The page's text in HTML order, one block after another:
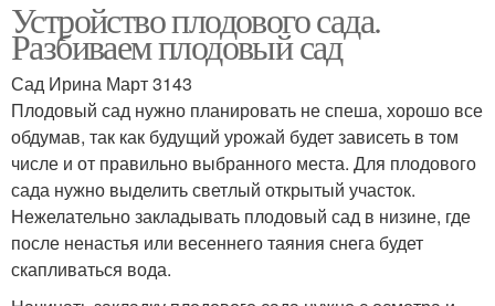
Устройство плодового сада.
Разбиваем плодовый сад
Сад Ирина Март 3143
Плодовый сад нужно планировать не спеша, хорошо все
обдумав, так как будущий урожай будет зависеть в том
числе и от правильно выбранного места. Для плодового
сада нужно выделить светлый открытый участок.
Нежелательно закладывать плодовый сад в низине, где
после ненастья или весеннего таяния снега будет
скапливаться вода.